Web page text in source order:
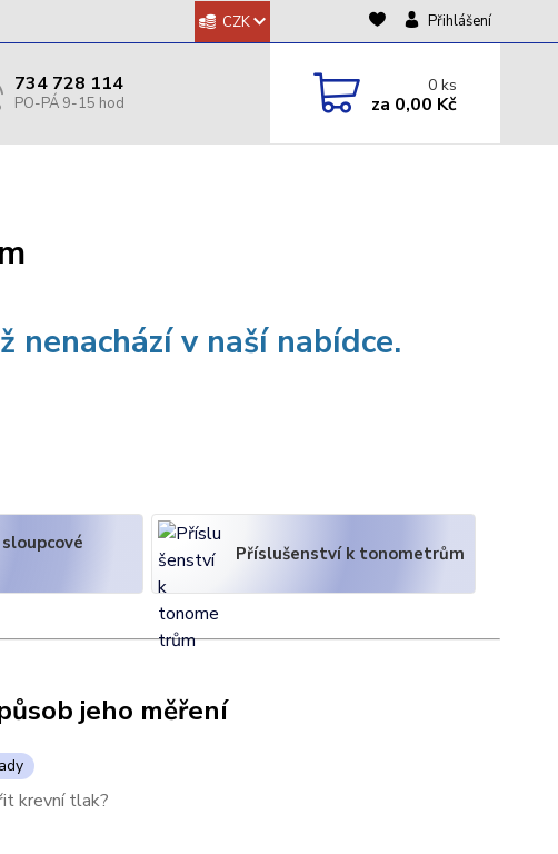
CZK Přihlášení
734 728 114 0ks
za 0,00 Kč
nenachází v naší nabídce.
Příslušenství k tonometrům
jeho měření
krevní tlak?